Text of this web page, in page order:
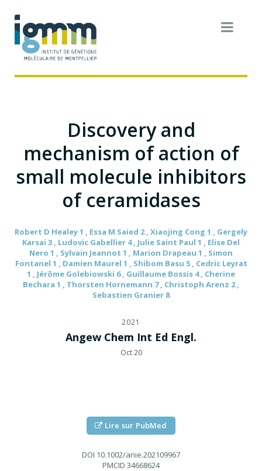
Discovery and
mechanism of action of
small molecule inhibitors
of ceramidases
Robert D Healey 1 , Essa M Saied 2 , Xiaojing Cong 1 , Gergely
Karsai 3 , Ludovic Gabellier 4 , Julie Saint Paul 1 , Elise Del
Nero 1 , Sylvain Jeannot 1 , Marion Drapeau 1 , Simon
Fontanel 1 , Damien Maurel 1 , Shibom Basu 5 , Cedric Leyrat
1 , Jérôme Golebiowski 6 , Guillaume Bossis 4 , Cherine
Bechara 1 , Thorsten Hornemann 7 , Christoph Arenz 2 ,
Sebastien Granier 8
2021
Angew Chem Int Ed Engl.
Oct 20
Lire sur PubMed
DOI 10.1002/anie.202109967
PMCID 34668624